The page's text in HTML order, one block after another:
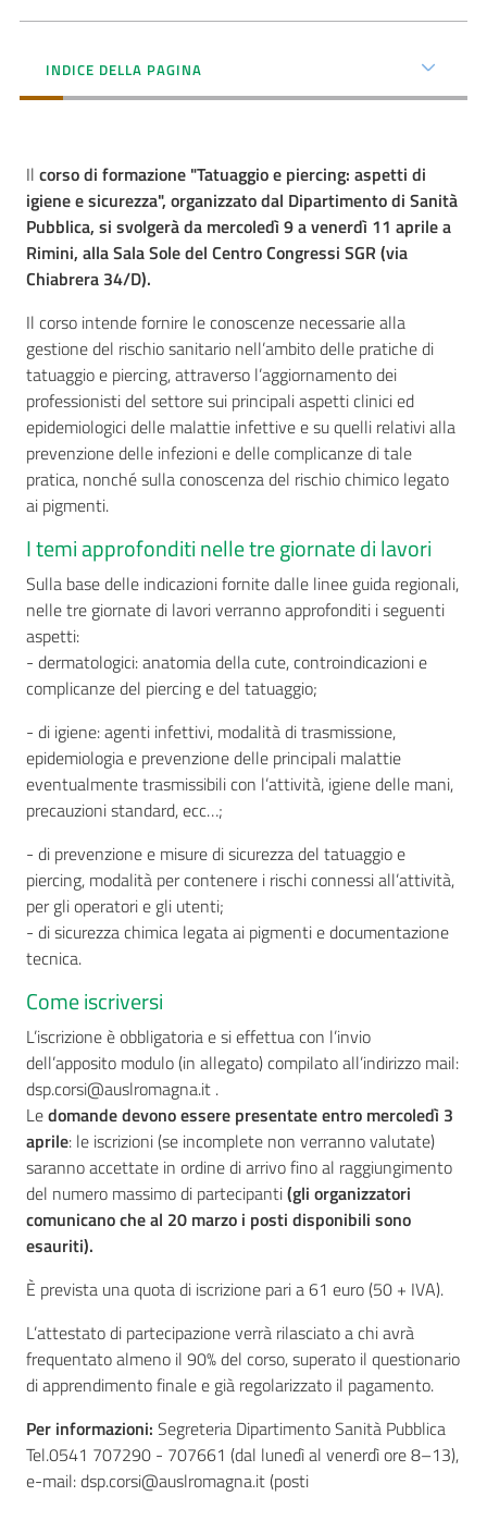
Bandi
Concorsi
Seguici
su
INDICE DELLA PAGINA
Il corso di formazione "Tatuaggio e piercing: aspetti di
igiene e sicurezza", organizzato dal Dipartimento di Sanità
Pubblica, si svolgerà da mercoledì 9 a venerdì 11 aprile a
Rimini, alla Sala Sole del Centro Congressi SGR (via
Chiabrera 34/D).
Il corso intende fornire le conoscenze necessarie alla
gestione del rischio sanitario nell’ambito delle pratiche di
tatuaggio e piercing, attraverso l’aggiornamento dei
professionisti del settore sui principali aspetti clinici ed
epidemiologici delle malattie infettive e su quelli relativi alla
prevenzione delle infezioni e delle complicanze di tale
pratica, nonché sulla conoscenza del rischio chimico legato
ai pigmenti.
I temi approfonditi nelle tre giornate di lavori
Sulla base delle indicazioni fornite dalle linee guida regionali,
nelle tre giornate di lavori verranno approfonditi i seguenti
aspetti:
- dermatologici: anatomia della cute, controindicazioni e
complicanze del piercing e del tatuaggio;
- di igiene: agenti infettivi, modalità di trasmissione,
epidemiologia e prevenzione delle principali malattie
eventualmente trasmissibili con l’attività, igiene delle mani,
precauzioni standard, ecc…;
- di prevenzione e misure di sicurezza del tatuaggio e
piercing, modalità per contenere i rischi connessi all’attività,
per gli operatori e gli utenti;
- di sicurezza chimica legata ai pigmenti e documentazione
tecnica.
Come iscriversi
L’iscrizione è obbligatoria e si effettua con l’invio
dell’apposito modulo (in allegato) compilato all’indirizzo mail:
dsp.corsi@auslromagna.it .
Ledomande devono essere presentate entro mercoledì 3
aprile: le iscrizioni (se incomplete non verranno valutate)
saranno accettate in ordine di arrivo fino al raggiungimento
del numero massimo di partecipanti(gli organizzatori
comunicano che al 20 marzo i posti disponibili sono
esauriti).
È prevista una quota di iscrizione pari a 61 euro (50 + IVA).
L’attestato di partecipazione verrà rilasciato a chi avrà
frequentato almeno il 90% del corso, superato il questionario
di apprendimento finale e già regolarizzato il pagamento.
Per informazioni: Segreteria Dipartimento Sanità Pubblica
Tel.0541 707290 - 707661 (dal lunedì al venerdì ore 8–13),
e-mail: dsp.corsi@auslromagna.it (posti